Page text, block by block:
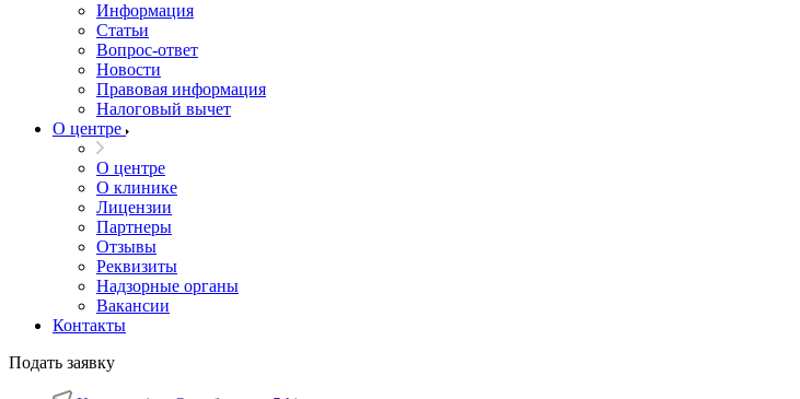
Информация
Статьи
Вопрос-ответ
Новости
Правовая информация
Налоговый вычет
О центре
О центре
О клинике
Лицензии
Партнеры
Отзывы
Реквизиты
Надзорные органы
Вакансии
Контакты
Подать заявку